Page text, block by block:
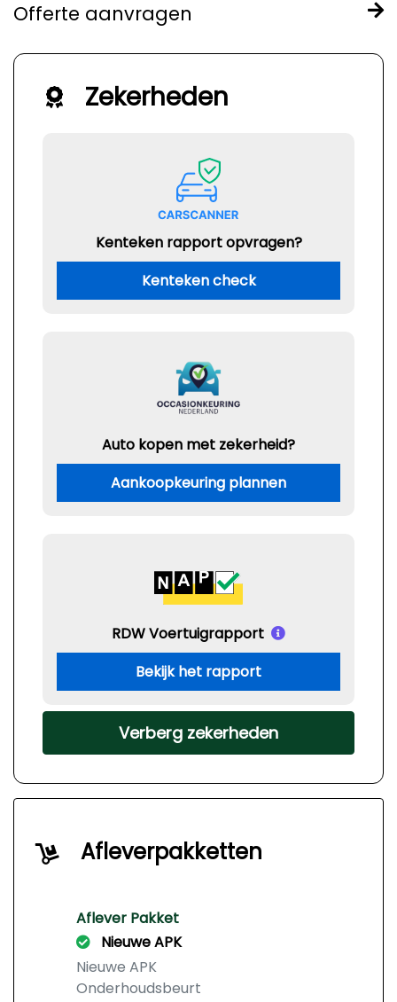
Offerte aanvragen
Zekerheden
Kenteken rapport opvragen?
Kenteken check
Auto kopen met zekerheid?
Aankoopkeuring plannen
RDW Voertuigrapport
Bekijk het rapport
Verberg zekerheden
Afleverpakketten
Aflever Pakket
Nieuwe APK
Nieuwe APK
Onderhoudsbeurt